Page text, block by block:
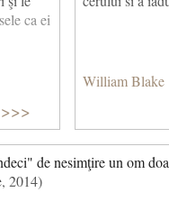
ca ei
>>>
William Blake
de nesimţire un om
2014)